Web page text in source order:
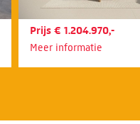
Prijs € 1.204.970,-
Meer informatie